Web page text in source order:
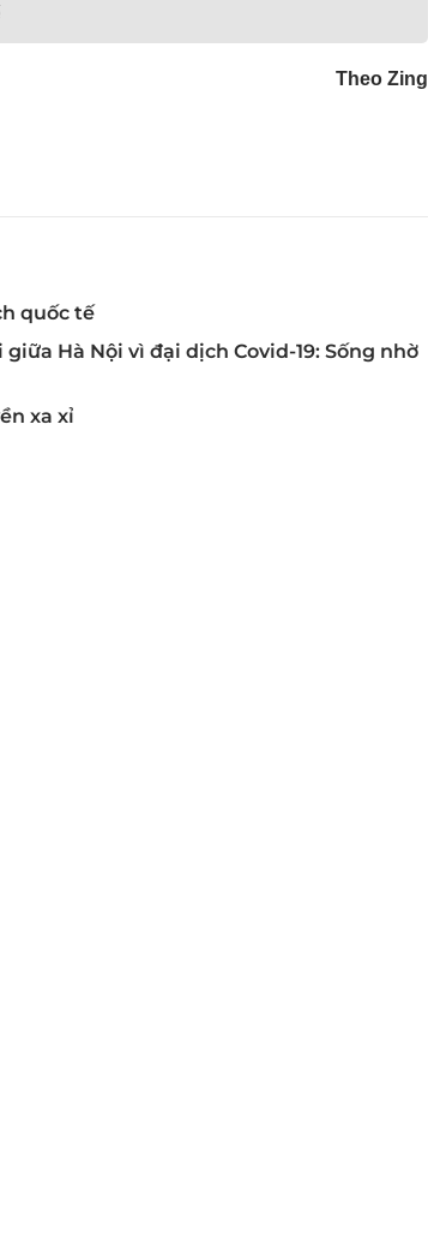
Theo Zing
quốc tế
Hà Nội vì đại dịch Covid-19: Sống nhờ
xa xỉ